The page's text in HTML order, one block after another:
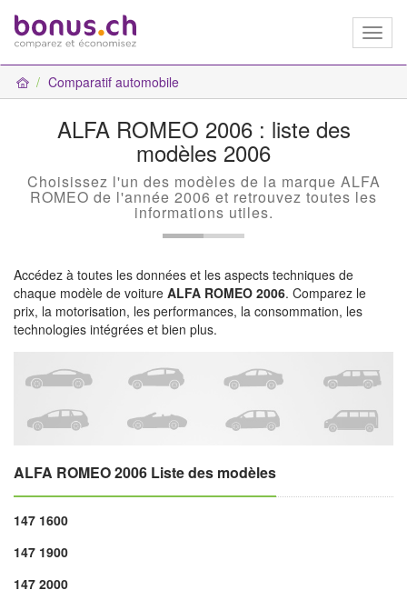
Comparatif automobile
ALFA ROMEO 2006 : liste des
modèles 2006
Choisissez l'un des modèles de la marque ALFA
ROMEO de l'année 2006 et retrouvez toutes les
informations utiles.
Accédez à toutes les données et les aspects techniques de
chaque modèle de voiture ALFA ROMEO 2006. Comparez le
prix, la motorisation, les performances, la consommation, les
technologies intégrées et bien plus.
ALFA ROMEO 2006 Liste des modèles
147 1600
147 1900
147 2000